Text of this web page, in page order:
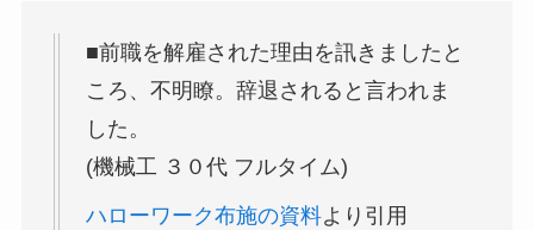
■前職を解雇された理由を訊きましたと
ころ、不明瞭。辞退されると言われま
した。
(機械工 ３０代 フルタイム)
ハローワーク布施の資料より引用